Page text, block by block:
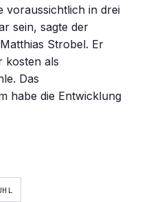
voraussichtlich in drei
sein, sagte der
Strobel. Er
kosten als
Das
habe die Entwicklung